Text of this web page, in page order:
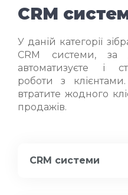
CRM
У даній категорії
CRM системи,
автоматизуєте і
роботи з
втратите жодного
продажів.
CRM системи